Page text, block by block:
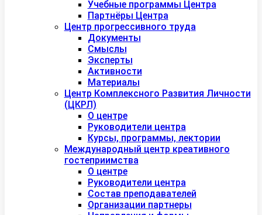
Учебные программы Центра
Партнёры Центра
Центр прогрессивного труда
Документы
Смыслы
Эксперты
Активности
Материалы
Центр Комплексного Развития Личности
(ЦКРЛ)
О центре
Руководители центра
Курсы, программы, лектории
Международный центр креативного
гостеприимства
О центре
Руководители центра
Состав преподавателей
Организации партнеры